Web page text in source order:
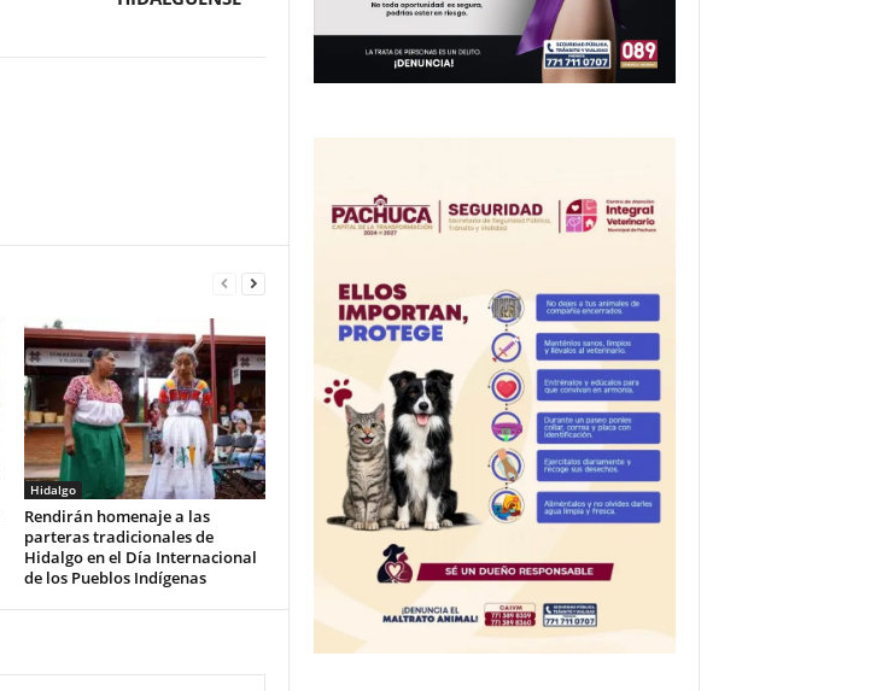
Hidalgo
Rendirán homenaje a las
parteras tradicionales de
Hidalgo en el Día Internacional
de los Pueblos Indígenas